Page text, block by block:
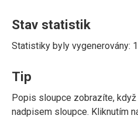
Stav statistik
Statistiky byly vygenerovány:
Tip
Popis sloupce zobrazíte,
nadpisem sloupce. Kliknutím